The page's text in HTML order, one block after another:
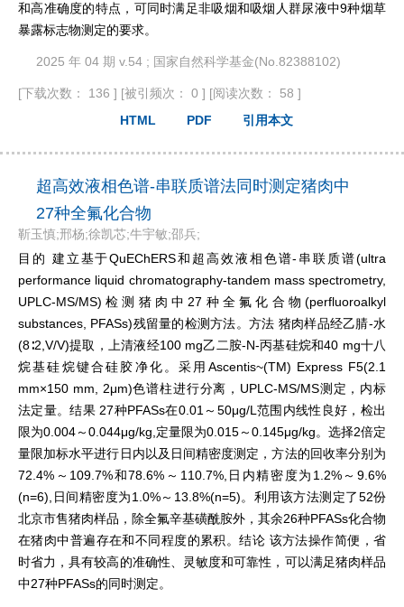
和高准确度的特点，可同时满足非吸烟和吸烟人群尿液中9种烟草
暴露标志物测定的要求。
2025 年 04 期 v.54 ; 国家自然科学基金(No.82388102)
[下载次数： 136 ] [被引频次： 0 ] [阅读次数： 58 ]
HTML
PDF 引用本文
超高效液相色谱-串联质谱法同时测定猪肉中
27种全氟化合物
靳玉慎;邢杨;徐凯芯;牛宇敏;邵兵;
目的 建立基于QuEChERS和超高效液相色谱-串联质谱(ultra
performance liquid chromatography-tandem mass spectrometry,
UPLC-MS/MS)检测猪肉中27种全氟化合物(perfluoroalkyl
substances, PFASs)残留量的检测方法。方法 猪肉样品经乙腈-水
(8∶2,V/V)提取，上清液经100 mg乙二胺-N-丙基硅烷和40 mg十八
烷基硅烷键合硅胶净化。采用Ascentis~(TM) Express F5(2.1
mm×150 mm, 2μm)色谱柱进行分离，UPLC-MS/MS测定，内标
法定量。结果 27种PFASs在0.01～50μg/L范围内线性良好，检出
限为0.004～0.044μg/kg,定量限为0.015～0.145μg/kg。选择2倍定
量限加标水平进行日内以及日间精密度测定，方法的回收率分别为
72.4%～109.7%和78.6%～110.7%,日内精密度为1.2%～9.6%
(n=6),日间精密度为1.0%～13.8%(n=5)。利用该方法测定了52份
北京市售猪肉样品，除全氟辛基磺酰胺外，其余26种PFASs化合物
在猪肉中普遍存在和不同程度的累积。结论 该方法操作简便，省
时省力，具有较高的准确性、灵敏度和可靠性，可以满足猪肉样品
中27种PFASs的同时测定。